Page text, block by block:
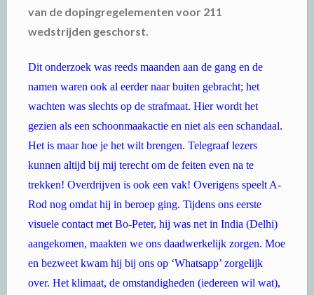
van de dopingregelementen voor 211
wedstrijden geschorst.
Dit onderzoek was reeds maanden aan de gang en de
namen waren ook al eerder naar buiten gebracht; het
wachten was slechts op de strafmaat. Hier wordt het
gezien als een schoonmaakactie en niet als een schandaal.
Het is maar hoe je het wilt brengen. Telegraaf lezers
kunnen altijd bij mij terecht om de feiten even na te
trekken! Overdrijven is ook een vak! Overigens speelt A-
Rod nog omdat hij in beroep ging. Tijdens ons eerste
visuele contact met Bo-Peter, hij was net in India (Delhi)
aangekomen, maakten we ons daadwerkelijk zorgen. Moe
en bezweet kwam hij bij ons op ‘Whatsapp’ zorgelijk
over. Het klimaat, de omstandigheden (iedereen wil wat),